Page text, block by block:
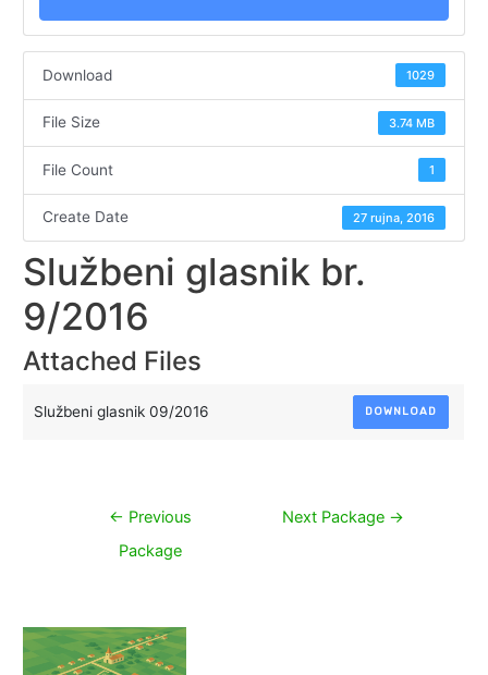
Download 1029
File Size 3.74 MB
File Count 1
Create Date 27 rujna, 2016
Službeni glasnik br.
9/2016
Attached Files
Službeni glasnik 09/2016 DOWNLOAD
Navigacija
← Previous
Package
Next Package →